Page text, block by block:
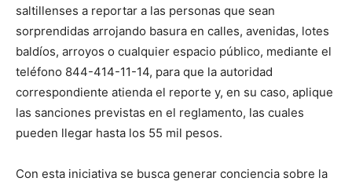
saltillenses a reportar a las personas que sean
sorprendidas arrojando basura en calles, avenidas, lotes
baldíos, arroyos o cualquier espacio público, mediante el
teléfono 844-414-11-14, para que la autoridad
correspondiente atienda el reporte y, en su caso, aplique
las sanciones previstas en el reglamento, las cuales
pueden llegar hasta los 55 mil pesos.
Con esta iniciativa se busca generar conciencia sobre la